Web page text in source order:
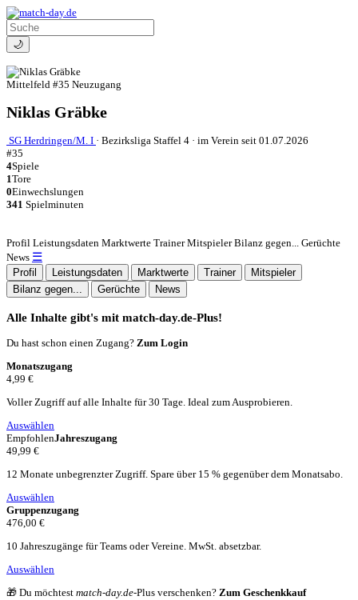
🌙
Mittelfeld #35 Neuzugang
Niklas Gräbke
SG Herdringen/M. I · Bezirksliga Staffel 4 · im Verein seit 01.07.2026
#35
4Spiele
1Tore
0Einwechslungen
341 Spielminuten
Profil Leistungsdaten Marktwerte Trainer Mitspieler Bilanz gegen... Gerüchte
News ☰
Profil Leistungsdaten Marktwerte Trainer
Mitspieler
Bilanz gegen...
Gerüchte News
Alle Inhalte gibt's mit match-day.de-Plus!
Du hast schon einen Zugang? Zum Login
Monatszugang
4,99 €
Voller Zugriff auf alle Inhalte für 30 Tage. Ideal zum Ausprobieren.
Auswählen
EmpfohlenJahreszugang
49,99 €
12 Monate unbegrenzter Zugriff. Spare über 15 % gegenüber dem Monatsabo.
Auswählen
Gruppenzugang
476,00 €
10 Jahreszugänge für Teams oder Vereine. MwSt. absetzbar.
Auswählen
🎁 Du möchtest match-day.de-Plus verschenken? Zum Geschenkkauf